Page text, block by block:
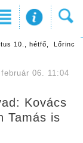
10., hétfő, Lőrinc
06. 11:04
Kovács
Tamás is